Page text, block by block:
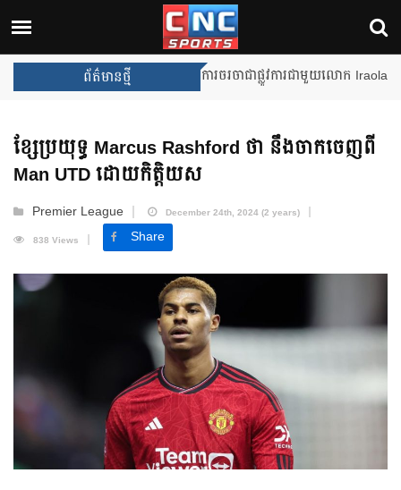
ព័ត៌មានថ្មី Unai Emery សន្យាថានឹងឈ្នះពាន
ខ្សែប្រយុទ្ធ Marcus Rashford ថា នឹងចាកចេញពី
Man UTD ដោយកិត្តិយស
Premier League
December 24th, 2024 (2 years)
838 Views
Share